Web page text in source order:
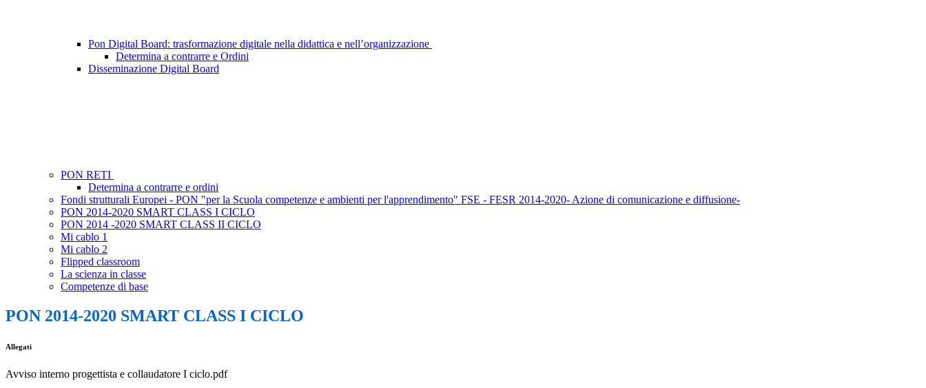
Pon Digital Board: trasformazione digitale nella didattica e nell’organizzazione
Determina a contrarre e Ordini
Disseminazione Digital Board
PON RETI
Determina a contrarre e ordini
Fondi strutturali Europei - PON "per la Scuola competenze e ambienti per l'apprendimento" FSE - FESR 2014-2020- Azione di comunicazione e diffusione-
PON 2014-2020 SMART CLASS I CICLO
PON 2014 -2020 SMART CLASS II CICLO
Mi cablo 1
Mi cablo 2
Flipped classroom
La scienza in classe
Competenze di base
PON 2014-2020 SMART CLASS I CICLO
Allegati
Avviso interno progettista e collaudatore I ciclo.pdf